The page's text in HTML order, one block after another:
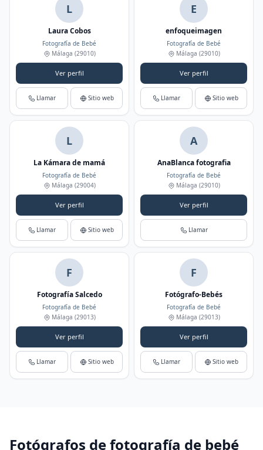
L
Laura Cobos
Fotografía de Bebé
Málaga (29010)
Ver perfil
Llamar Sitio web
E
enfoqueimagen
Fotografía de Bebé
Málaga (29010)
Ver perfil
Llamar Sitio web
L
La Kámara de mamá
Fotografía de Bebé
Málaga (29004)
Ver perfil
Llamar Sitio web
A
AnaBlanca fotografia
Fotografía de Bebé
Málaga (29010)
Ver perfil
Llamar
F
Fotografía Salcedo
Fotografía de Bebé
Málaga (29013)
Ver perfil
Llamar Sitio web
F
Fotógrafo-Bebés
Fotografía de Bebé
Málaga (29013)
Ver perfil
Llamar Sitio web
Fotógrafos de fotografía de bebé